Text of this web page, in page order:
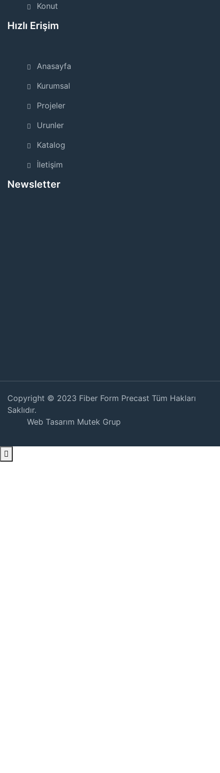
Konut
Hızlı Erişim
Anasayfa
Kurumsal
Projeler
Urunler
Katalog
İletişim
Newsletter
Copyright © 2023 Fiber Form Precast Tüm Hakları
Saklıdır.
Web Tasarım Mutek Grup